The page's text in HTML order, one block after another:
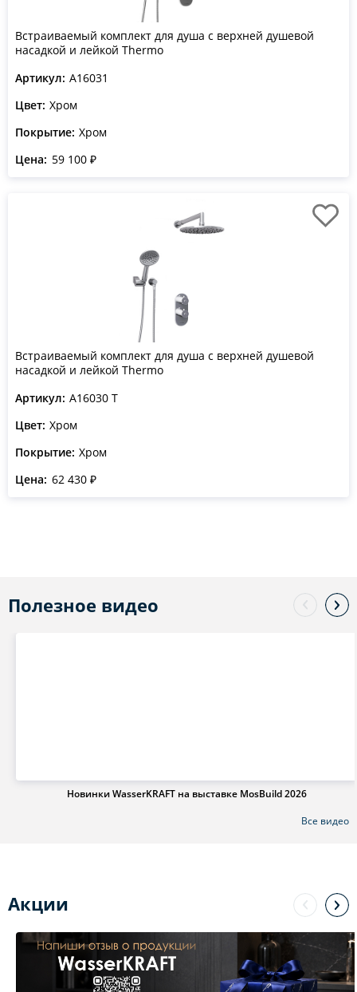
Встраиваемый комплект для душа с верхней душевой
насадкой и лейкой Thermo
Артикул: A16031
Цвет: Хром
Покрытие: Хром
Цена: 59 100 ₽
Встраиваемый комплект для душа с верхней душевой
насадкой и лейкой Thermo
Артикул: A16030 T
Цвет: Хром
Покрытие: Хром
Цена: 62 430 ₽
Полезное видео
Новинки WasserKRAFT на выставке MosBuild 2026
Все видео
Акции